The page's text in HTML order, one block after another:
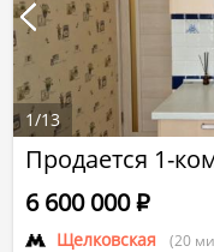
Продается 1-
Щелковская (20
6 600 000Р
1/13